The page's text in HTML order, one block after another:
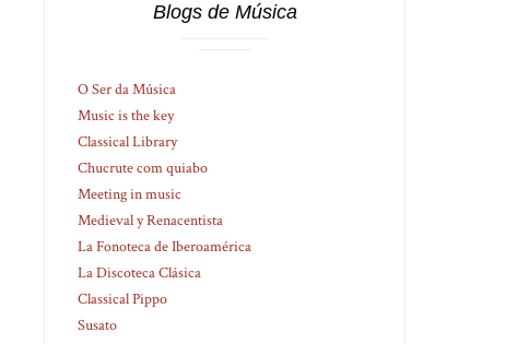
Blogs de Música
O Ser da Música
Music is the key
Classical Library
Chucrute com quiabo
Meeting in music
Medieval y Renacentista
La Fonoteca de Iberoamérica
La Discoteca Clásica
Classical Pippo
Susato